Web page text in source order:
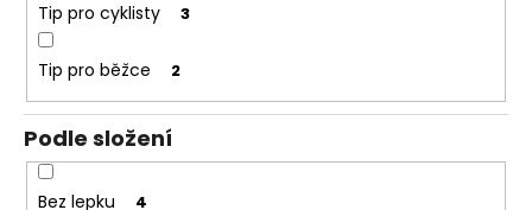
Tip pro cyklisty 3
Tip pro běžce 2
Podle složení
Bez lepku 4